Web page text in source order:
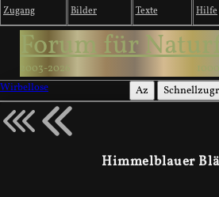
Zugang Bilder Texte Hilfe
Forum für
2003-2026
Wirbellose
Az
Himmelblauer